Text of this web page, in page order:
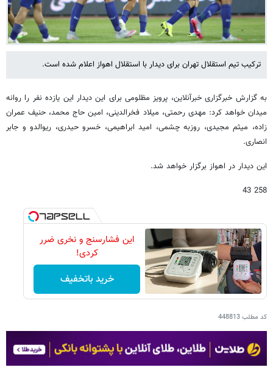
ترکیب تیم استقلال تهران برای دیدار با استقلال اهواز اعلام شده است.
به گزارش خبرگزاری خبرآنلاین، پرویز مظلومی برای این دیدار این یازده نفر را روانه
میدان خواهد کرد: مهدی رحمتی، میلاد فخرالدینی، امین حاج محمد، حنیف عمران
زاده، میثم مجیدی، روزبه چشمی، امید ابراهیمی، خسرو حیدری، ریوالدو و جابر
انصاری.
این دیدار در اهواز برگزار خواهد شد.
258 43
این فشارسنج و نخری ضرر
کردی!
خرید باتخفیف
کد مطلب448813